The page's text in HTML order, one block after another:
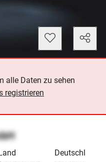
alle Daten zu sehen
registrieren
Deutschland